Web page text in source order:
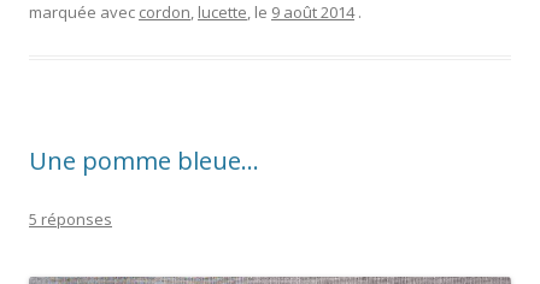
marquée avec cordon, lucette, le 9 août 2014 .
Une pomme bleue…
5 réponses